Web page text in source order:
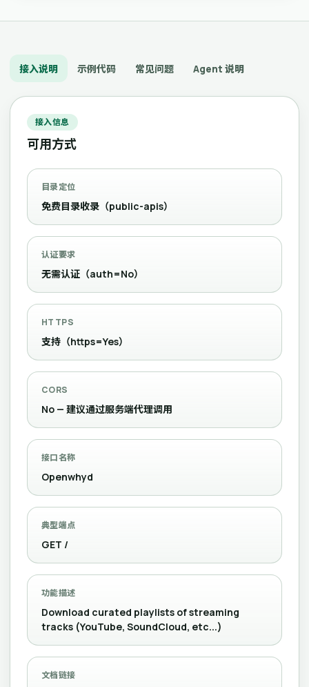
接入说明 示例代码 常见问题 Agent 说明
接入信息
可用方式
目录定位
免费目录收录（public-apis）
认证要求
无需认证（auth=No）
HTTPS
支持（https=Yes）
CORS
No — 建议通过服务端代理调用
接口名称
Openwhyd
典型端点
GET /
功能描述
Download curated playlists of streaming
tracks (YouTube, SoundCloud, etc...)
文档链接